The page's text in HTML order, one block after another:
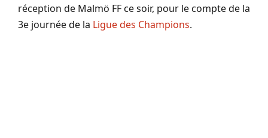
réception de Malmö FF ce soir, pour le compte de la
3e journée de la Ligue des Champions.